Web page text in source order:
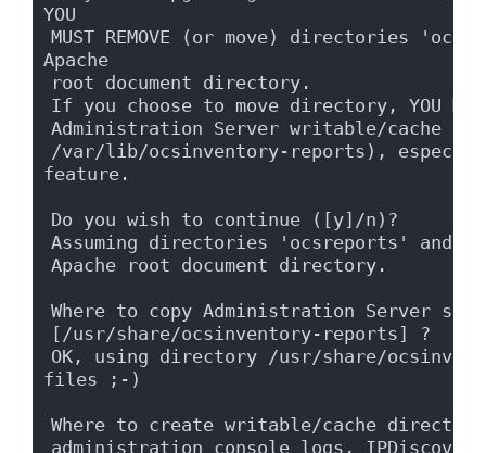
YOU
MUST REMOVE (or move) directories
Apache
root document directory.
If you choose to move directory, YOU
Administration Server writable/cache
/var/lib/ocsinventory-reports),
feature.
Do you wish to continue ([y]/n)?
Assuming directories 'ocsreports' and
Apache root document directory.
Where to copy Administration Server
[/usr/share/ocsinventory-reports] ?
OK, using directory /usr/share/
files ;-)
Where to create writable/cache
administration console logs, IPDiscover